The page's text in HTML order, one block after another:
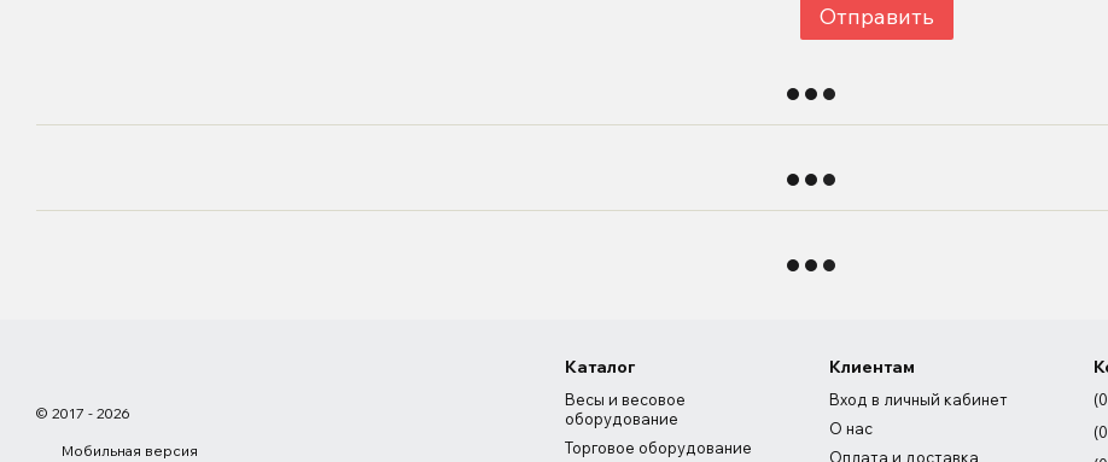
Отправить
© 2017 - 2026
Мобильная версия
Каталог
Весы и весовое
оборудование
Торговое оборудование
Клиентам
Вход в личный кабинет
О нас
Оплата и доставка